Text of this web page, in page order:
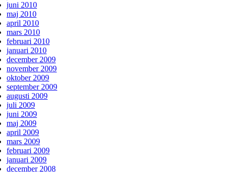
juni 2010
maj 2010
april 2010
mars 2010
februari 2010
januari 2010
december 2009
november 2009
oktober 2009
september 2009
augusti 2009
juli 2009
juni 2009
maj 2009
april 2009
mars 2009
februari 2009
januari 2009
december 2008